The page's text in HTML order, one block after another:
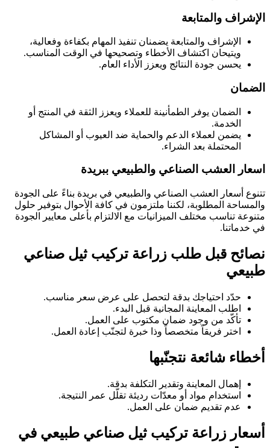
الإشراف والمتابعة
الإشراف والمتابعة يضمنان تنفيذ المهام بكفاءة وفعالية،
ويتيحان اكتشاف الأخطاء وتصحيحها في الوقت المناسب.
يحسن جودة النتائج ويعزز الأداء العام.
الضمان
الضمان يوفر الطمأنينة للعملاء ويعزز الثقة في المنتج أو
الخدمة.
يضمن لعملاء الدعم والحماية ضد العيوب أو المشاكل
المحتملة بعد الشراء.
اسعار العشب الصناعي والطبيعي ببريدة
تتنوع أسعار العشب الصناعي والطبيعي في بريدة بناءً على الجودة
والمساحة المطلوبة، لكننا ملتزمون في كافة الأحوال بتوفير حلول
متنوعة تناسب مختلف الميزانيات مع الالتزام بأعلى معايير الجودة
في خدماتنا.
نصائح قبل طلب زراعة تركيب ثيل صناعي
طبيعي
حدّد احتياجك بدقة لتحصل على عرض سعر مناسب.
اطلب المعاينة المجانية قبل البدء.
تأكّد من وجود ضمان مكتوب على العمل.
اختر فريقاً متخصصاً وذا خبرة لتجنّب إعادة العمل.
أخطاء شائعة نتجنّبها
إهمال المعاينة وتقدير التكلفة بدقة.
استخدام مواد أو معدّات رديئة تقلّل عمر النتيجة.
عدم تقديم ضمان على العمل.
أسعار زراعة تركيب ثيل صناعي طبيعي في